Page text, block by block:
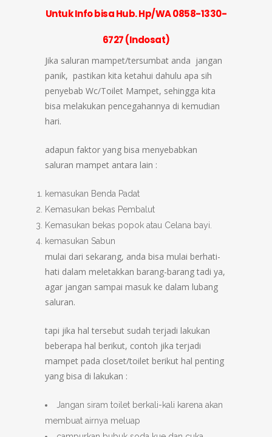
Untuk Info bisa Hub. Hp/WA 0858-1330-
6727 (Indosat)
Jika saluran mampet/tersumbat anda jangan
panik, pastikan kita ketahui dahulu apa sih
penyebab Wc/Toilet Mampet, sehingga kita
bisa melakukan pencegahannya di kemudian
hari.
adapun faktor yang bisa menyebabkan
saluran mampet antara lain :
kemasukan Benda Padat
Kemasukan bekas Pembalut
Kemasukan bekas popok atau Celana bayi.
kemasukan Sabun
mulai dari sekarang, anda bisa mulai berhati-
hati dalam meletakkan barang-barang tadi ya,
agar jangan sampai masuk ke dalam lubang
saluran.
tapi jika hal tersebut sudah terjadi lakukan
beberapa hal berikut, contoh jika terjadi
mampet pada closet/toilet berikut hal penting
yang bisa di lakukan :
Jangan siram toilet berkali-kali karena akan
membuat airnya meluap